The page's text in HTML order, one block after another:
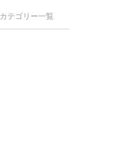
カテゴリー一覧